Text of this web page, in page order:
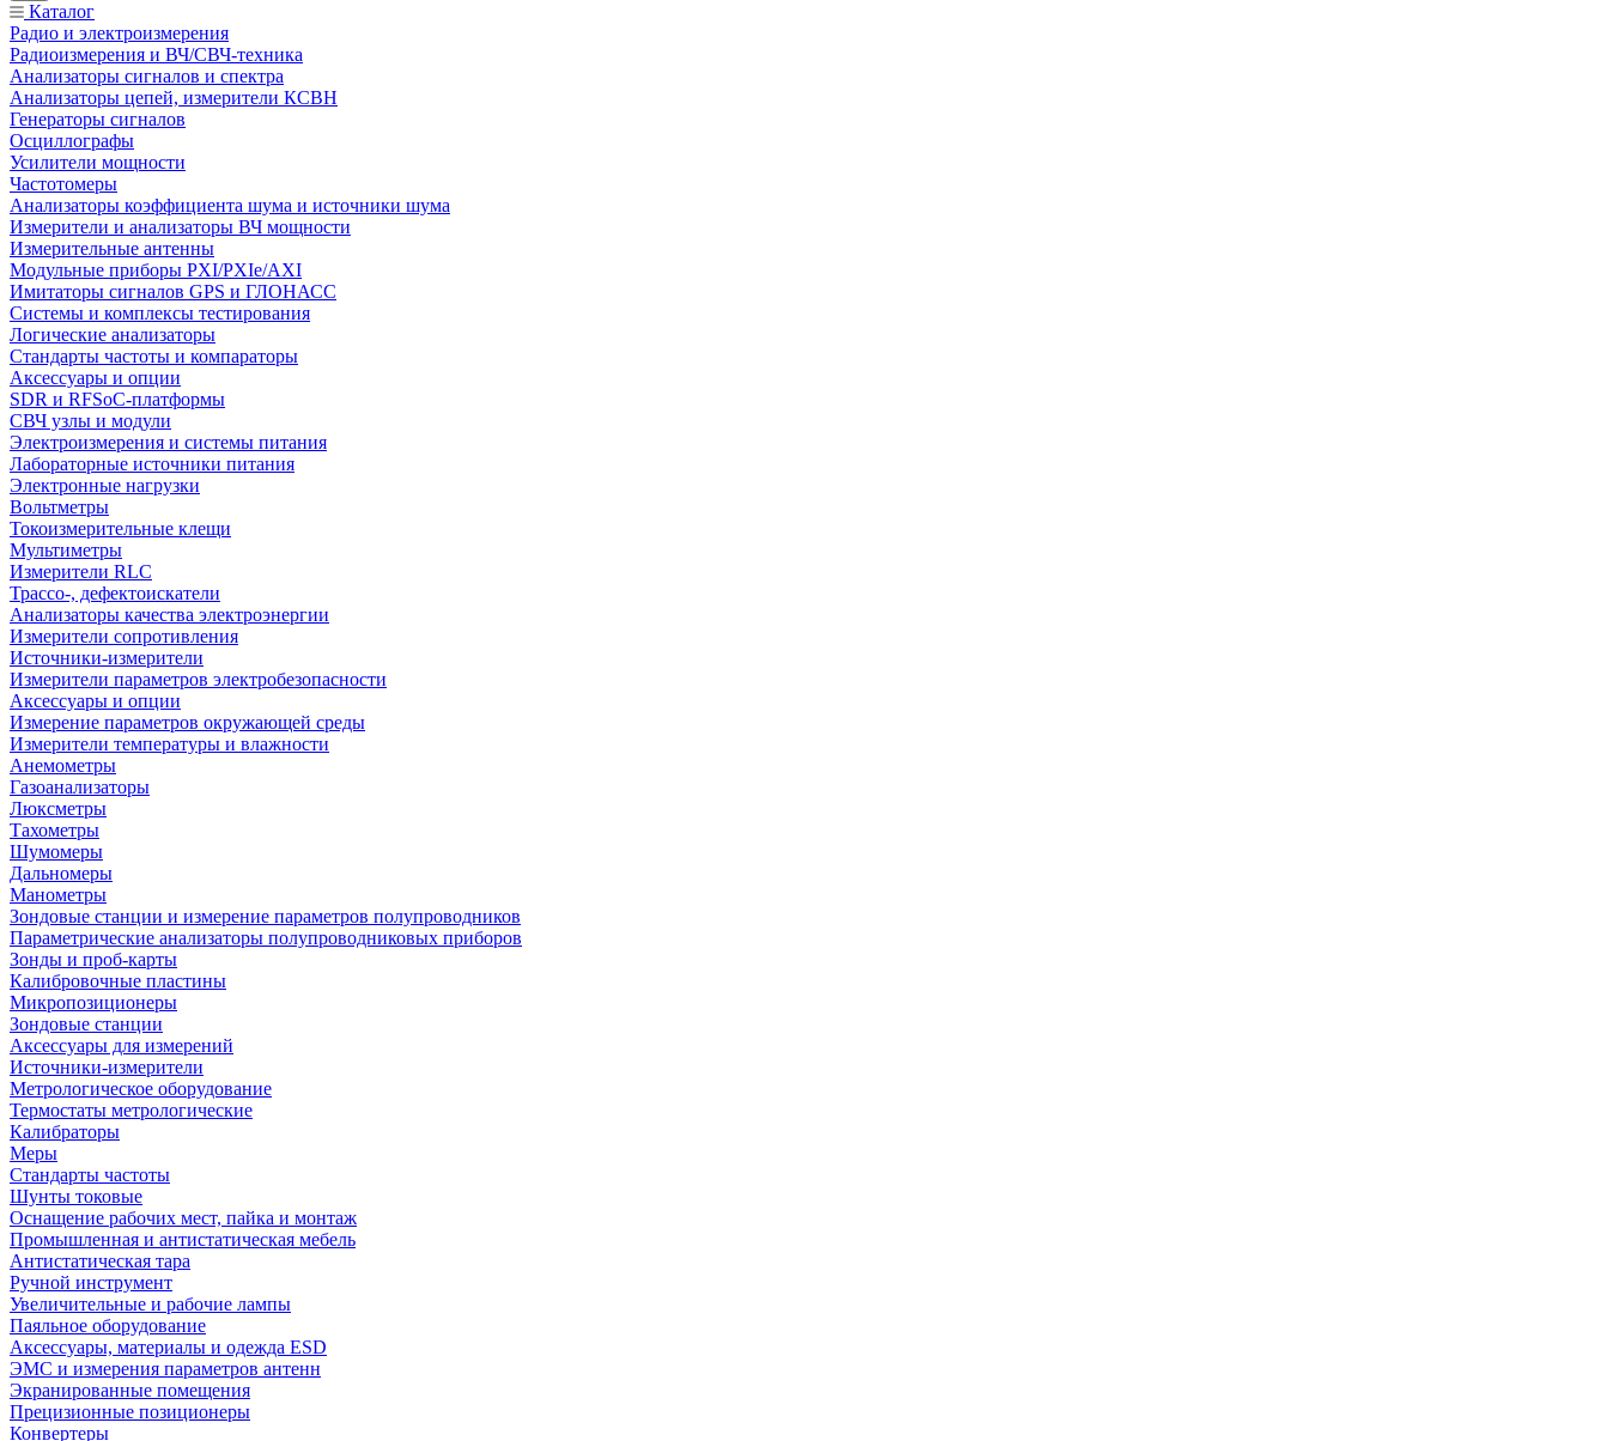
Каталог
Радио и электроизмерения
Радиоизмерения и ВЧ/СВЧ-техника
Анализаторы сигналов и спектра
Анализаторы цепей, измерители КСВН
Генераторы сигналов
Осциллографы
Усилители мощности
Частотомеры
Анализаторы коэффициента шума и источники шума
Измерители и анализаторы ВЧ мощности
Измерительные антенны
Модульные приборы PXI/PXIe/AXI
Имитаторы сигналов GPS и ГЛОНАСС
Системы и комплексы тестирования
Логические анализаторы
Стандарты частоты и компараторы
Аксессуары и опции
SDR и RFSoC‑платформы
СВЧ узлы и модули
Электроизмерения и системы питания
Лабораторные источники питания
Электронные нагрузки
Вольтметры
Токоизмерительные клещи
Мультиметры
Измерители RLC
Трассо-, дефектоискатели
Анализаторы качества электроэнергии
Измерители сопротивления
Источники-измерители
Измерители параметров электробезопасности
Аксессуары и опции
Измерение параметров окружающей среды
Измерители температуры и влажности
Анемометры
Газоанализаторы
Люксметры
Тахометры
Шумомеры
Дальномеры
Манометры
Зондовые станции и измерение параметров полупроводников
Параметрические анализаторы полупроводниковых приборов
Зонды и проб-карты
Калибровочные пластины
Микропозиционеры
Зондовые станции
Аксессуары для измерений
Источники-измерители
Метрологическое оборудование
Термостаты метрологические
Калибраторы
Меры
Стандарты частоты
Шунты токовые
Оснащение рабочих мест, пайка и монтаж
Промышленная и антистатическая мебель
Антистатическая тара
Ручной инструмент
Увеличительные и рабочие лампы
Паяльное оборудование
Аксессуары, материалы и одежда ESD
ЭМС и измерения параметров антенн
Экранированные помещения
Прецизионные позиционеры
Конвертеры